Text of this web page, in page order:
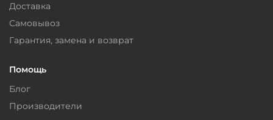
Доставка
Самовывоз
Гарантия, замена и возврат
Помощь
Блог
Производители